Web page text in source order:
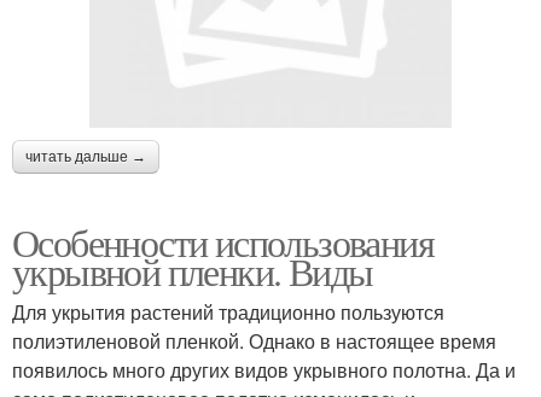
читать дальше →
Особенности использования
укрывной пленки. Виды
Для укрытия растений традиционно пользуются
полиэтиленовой пленкой. Однако в настоящее время
появилось много других видов укрывного полотна. Да и